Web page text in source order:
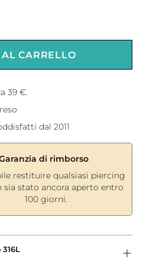
CARRELLO
39 €.
dal 2011
di rimborso
restituire qualsiasi piercing
sia stato ancora aperto entro
100 giorni.